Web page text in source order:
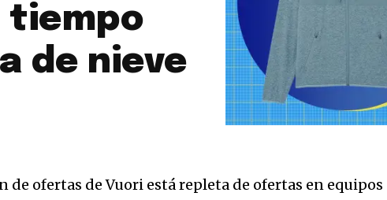
tiempo
de nieve
de ofertas de Vuori está repleta de ofertas en equipos